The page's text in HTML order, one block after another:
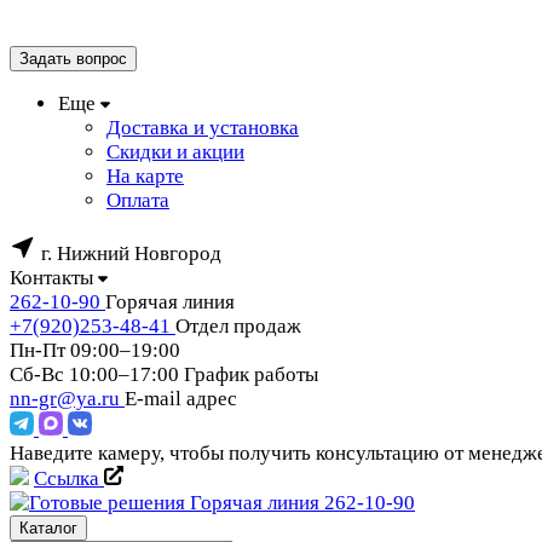
Задать вопрос
Еще
Доставка и установка
Скидки и акции
На карте
Оплата
г. Нижний Новгород
Контакты
262-10-90 Горячая линия
+7(920)253-48-41 Отдел продаж
Пн-Пт 09:00–19:00
Сб-Вс 10:00–17:00 График работы
nn-gr@ya.ru E-mail адрес
Наведите камеру, чтобы получить консультацию от
Ссылка
Горячая линия 262-10-90
Каталог